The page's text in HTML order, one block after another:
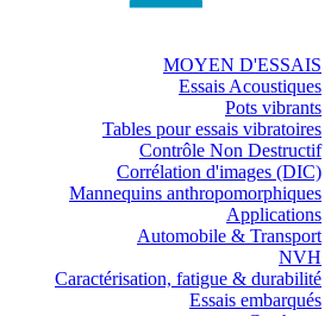
MOYEN D'ESSAIS
Essais Acoustiques
Pots vibrants
Tables pour essais vibratoires
Contrôle Non Destructif
Corrélation d'images (DIC)
Mannequins anthropomorphiques
Applications
Automobile & Transport
NVH
Caractérisation, fatigue & durabilité
Essais embarqués